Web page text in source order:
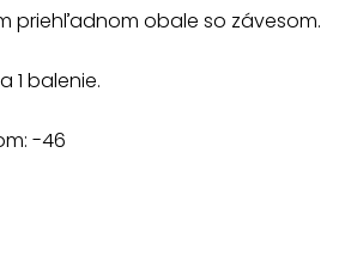
priehľadnom obale so závesom.
1 balenie.
-46